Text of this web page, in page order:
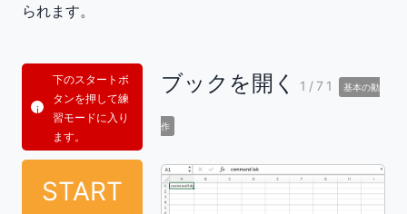
られます。
下のスタートボ
タンを押して練
習モードに入り
ます。
START
ブックを開く 1/71 基本の動
作